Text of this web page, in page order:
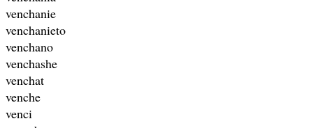
venchanie
venchanieto
venchano
venchashe
venchat
venche
venci